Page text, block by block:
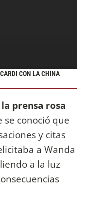
CON LA CHINA
prensa rosa
se conoció que
y citas
a Wanda
a la luz